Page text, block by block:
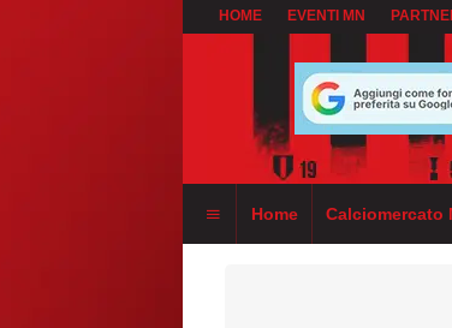
HOME EVENTI MN
Home Calciomercato